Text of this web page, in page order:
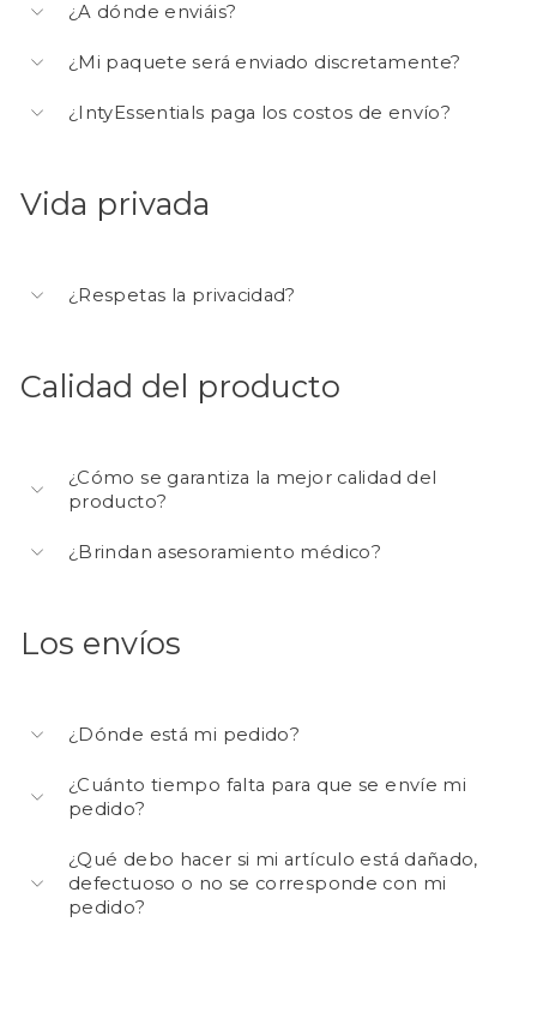
¿A dónde enviáis?
¿Mi paquete será enviado discretamente?
¿IntyEssentials paga los costos de envío?
Vida privada
¿Respetas la privacidad?
Calidad del producto
¿Cómo se garantiza la mejor calidad del
producto?
¿Brindan asesoramiento médico?
Los envíos
¿Dónde está mi pedido?
¿Cuánto tiempo falta para que se envíe mi
pedido?
¿Qué debo hacer si mi artículo está dañado,
defectuoso o no se corresponde con mi
pedido?